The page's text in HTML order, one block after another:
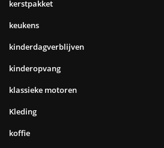
kerstpakket
keukens
kinderdagverblijven
kinderopvang
klassieke motoren
Kleding
koffie